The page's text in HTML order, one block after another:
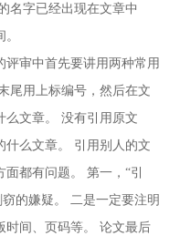
名字已经出现在文章中
审中首先要讲用两种常用
尾用上标编号，然后在文
么文章。 没有引用原文
什么文章。 引用别人的文
都有问题。 第一，“引
的嫌疑。 二是一定要注明
时间、页码等。 论文最后